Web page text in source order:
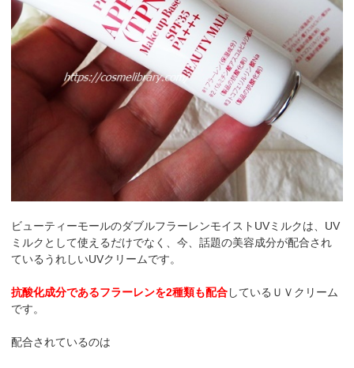
ビューティーモールのダブルフラーレンモイストUVミルクは、UV
ミルクとして使えるだけでなく、今、話題の美容成分が配合され
ているうれしいUVクリームです。
抗酸化成分であるフラーレンを2種類も配合しているＵＶクリーム
です。
配合されているのは